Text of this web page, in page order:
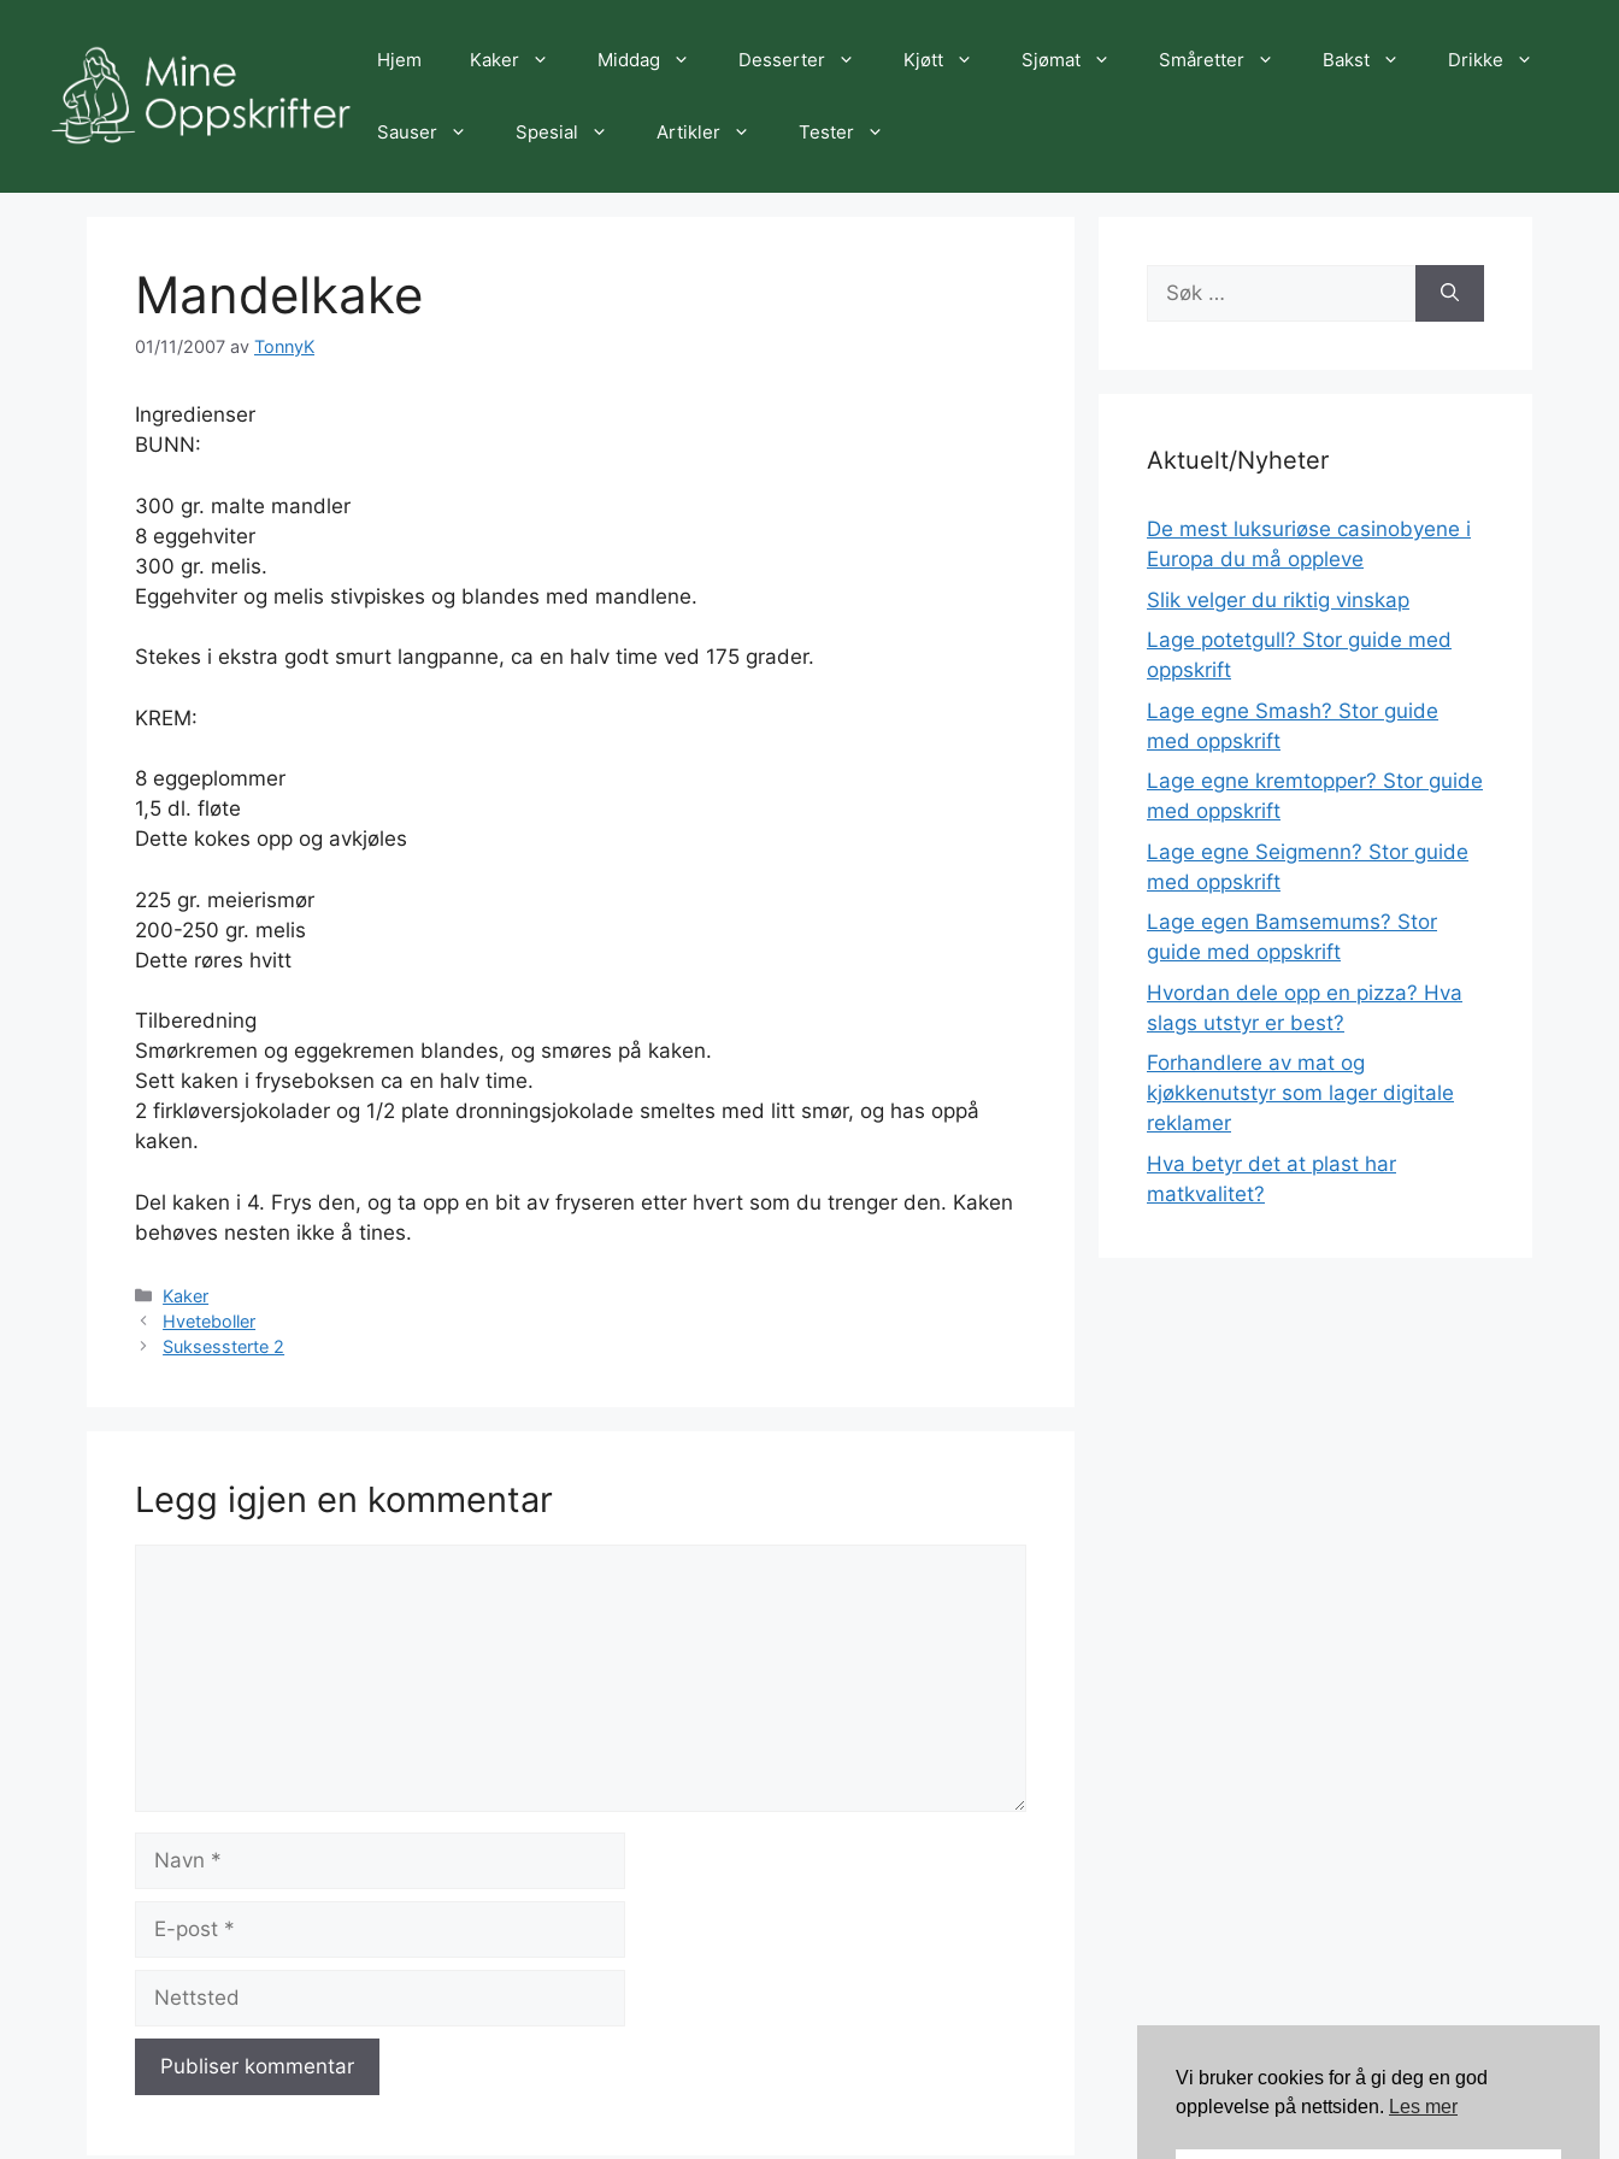
Hjem Kaker Middag Desserter Kjøtt Sjømat Småretter Bakst Drikke
Sauser Spesial Artikler Tester
Mandelkake
01/11/2007 av TonnyK
Ingredienser
BUNN:
300 gr. malte mandler
8 eggehviter
300 gr. melis.
Eggehviter og melis stivpiskes og blandes med mandlene.
Stekes i ekstra godt smurt langpanne, ca en halv time ved 175 grader.
KREM:
8 eggeplommer
1,5 dl. fløte
Dette kokes opp og avkjøles
225 gr. meierismør
200-250 gr. melis
Dette røres hvitt
Tilberedning
Smørkremen og eggekremen blandes, og smøres på kaken.
Sett kaken i fryseboksen ca en halv time.
2 firkløversjokolader og 1/2 plate dronningsjokolade smeltes med litt smør, og has oppå
kaken.
Del kaken i 4. Frys den, og ta opp en bit av fryseren etter hvert som du trenger den. Kaken
behøves nesten ikke å tines.
Kategorier
Kaker
Hveteboller
Suksessterte 2
Legg igjen en kommentar
post
Søk
etter:
Aktuelt/Nyheter
De mest luksuriøse casinobyene i
Europa du må oppleve
Slik velger du riktig vinskap
Lage potetgull? Stor guide med
oppskrift
Lage egne Smash? Stor guide
med oppskrift
Lage egne kremtopper? Stor guide
med oppskrift
Lage egne Seigmenn? Stor guide
med oppskrift
Lage egen Bamsemums? Stor
guide med oppskrift
Hvordan dele opp en pizza? Hva
slags utstyr er best?
Forhandlere av mat og
kjøkkenutstyr som lager digitale
reklamer
Hva betyr det at plast har
matkvalitet?
Vi bruker cookies for å gi deg en god
opplevelse på nettsiden. Les mer